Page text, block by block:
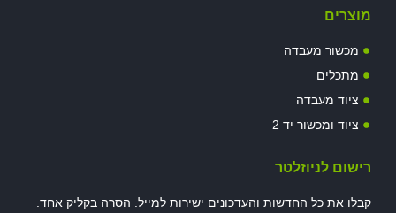
מוצרים
מכשור מעבדה
מתכלים
ציוד מעבדה
ציוד ומכשור יד 2
רישום לניוזלטר
קבלו את כל החדשות והעדכונים ישירות למייל. הסרה בקליק אחד.